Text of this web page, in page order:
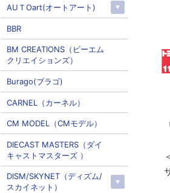
AUＴOart(オートアート)
BBR
BM CREATIONS（ビーエム
クリエイションズ）
Burago(ブラゴ)
CARNEL（カーネル）
CM MODEL（CMモデル）
DIECAST MASTERS（ダイ
キャストマスターズ ）
DISM/SKYNET（ディズム/
スカイネット）